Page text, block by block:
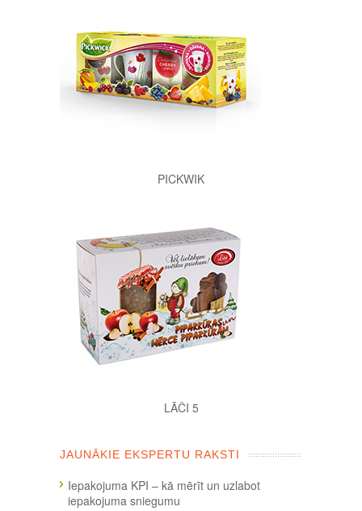
PICKWIK
LĀČI 5
JAUNĀKIE EKSPERTU RAKSTI
Iepakojuma KPI – kā mērīt un uzlabot
iepakojuma sniegumu